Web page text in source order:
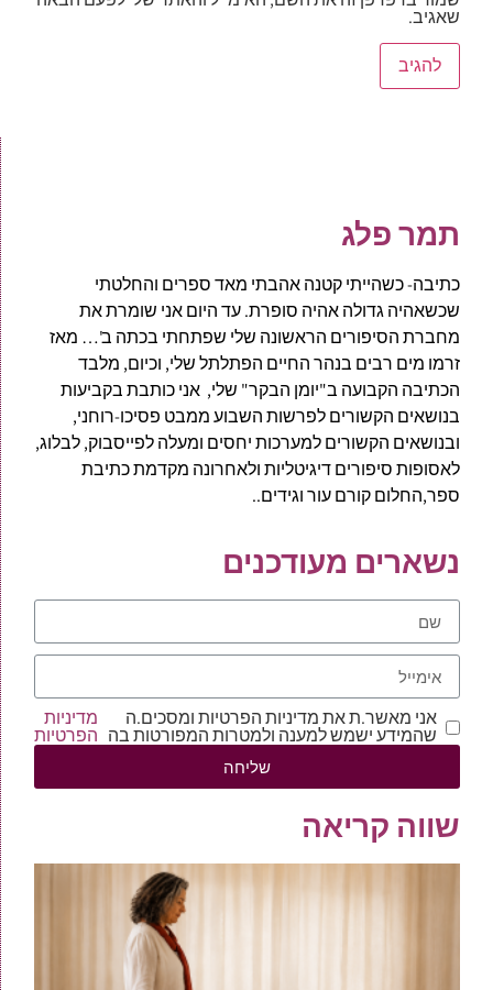
תמר פלג
כתיבה- כשהייתי קטנה אהבתי מאד ספרים והחלטתי
שכשאהיה גדולה אהיה סופרת. עד היום אני שומרת את
מחברת הסיפורים הראשונה שלי שפתחתי בכתה ב'… מאז
זרמו מים רבים בנהר החיים הפתלתל שלי, וכיום, מלבד
הכתיבה הקבועה ב"יומן הבקר" שלי, אני כותבת בקביעות
בנושאים הקשורים לפרשות השבוע ממבט פסיכו-רוחני,
ובנושאים הקשורים למערכות יחסים ומעלה לפייסבוק, לבלוג,
לאסופות סיפורים דיגיטליות ולאחרונה מקדמת כתיבת
ספר,החלום קורם עור וגידים..
נשארים מעודכנים
אני מאשר.ת את מדיניות הפרטיות ומסכים.ה
שהמידע ישמש למענה ולמטרות המפורטות בה
מדיניות
הפרטיות
שליחה
שווה קריאה
שאגיב.